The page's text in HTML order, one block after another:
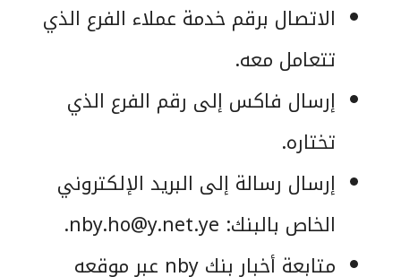
الاتصال برقم خدمة عملاء الفرع الذي
تتعامل معه.
إرسال فاكس إلى رقم الفرع الذي
تختاره.
إرسال رسالة إلى البريد الإلكتروني
الخاص بالبنك: nby.ho@y.net.ye
.
متابعة أخبار بنك nby عبر موقعه